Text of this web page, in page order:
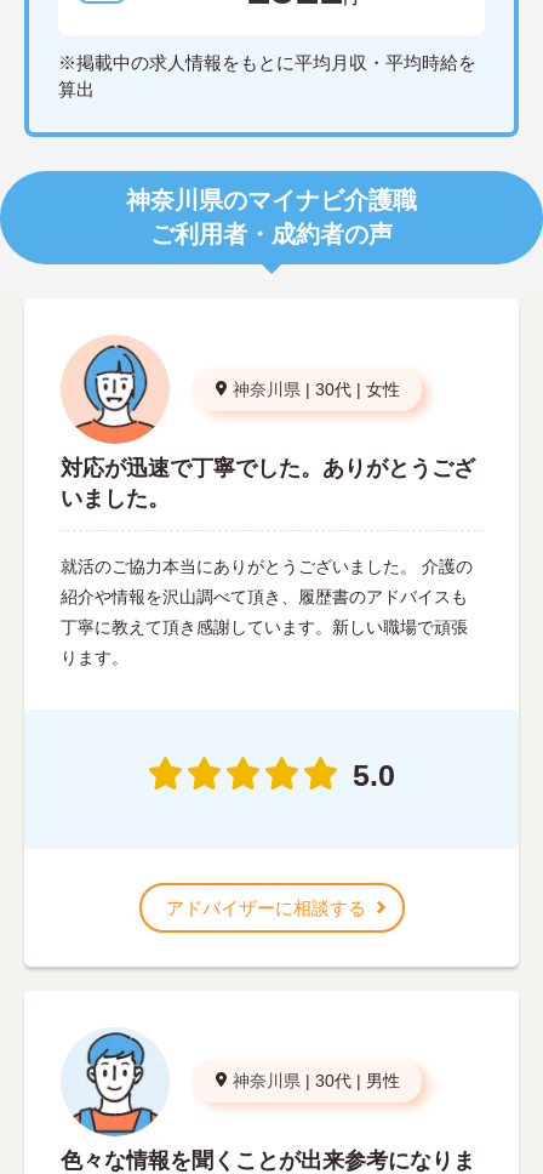
※掲載中の求人情報をもとに平均月収・平均時給を
算出
神奈川県のマイナビ介護職
ご利用者・成約者の声
神奈川県 | 30代 | 女性
対応が迅速で丁寧でした。ありがとうござ
いました。
就活のご協力本当にありがとうございました。 介護の
紹介や情報を沢山調べて頂き、履歴書のアドバイスも
丁寧に教えて頂き感謝しています。新しい職場で頑張
ります。
5.0
アドバイザーに相談する
神奈川県 | 30代 | 男性
色々な情報を聞くことが出来参考になりま